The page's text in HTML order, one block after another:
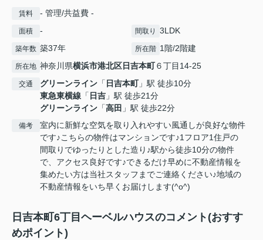
賃料 - 管理/共益費 -
面積 - 間取り 3LDK
築年数 築37年 所在階 1階/2階建
所在地 神奈川県横浜市港北区日吉本町６丁目14-25
交通 グリーンライン 「 日吉本町」駅 徒歩10分
東急東横線 「 日吉 」駅 徒歩21分
グリーンライン 「高田 」駅 徒歩22分
備考
室内に新鮮な空気を取り入れやすい風通しが良好な物件
です♪こちらの物件はマンションです♪1フロア1住戸の
間取りでゆったりとした造り♪駅から徒歩10分の物件
で、アクセス良好です♪できるだけ早めに不動産情報を
集めたい方は当社スタッフまでご連絡ください♪地域の
不動産情報をいち早くお届けします(^o^)
日吉本町6丁目ヘーベルハウスのコメント(おすす
めポイント)